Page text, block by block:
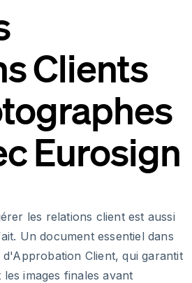
Clients
Eurosign
les relations client est aussi
Un document essentiel dans
Client, qui garantit
images finales avant